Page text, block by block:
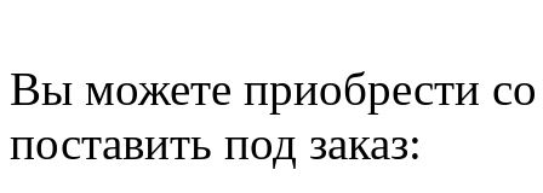
Вы можете приобрести
поставить под заказ: